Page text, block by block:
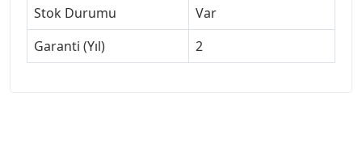
Stok Durumu
Var
Garanti (Yıl)
2